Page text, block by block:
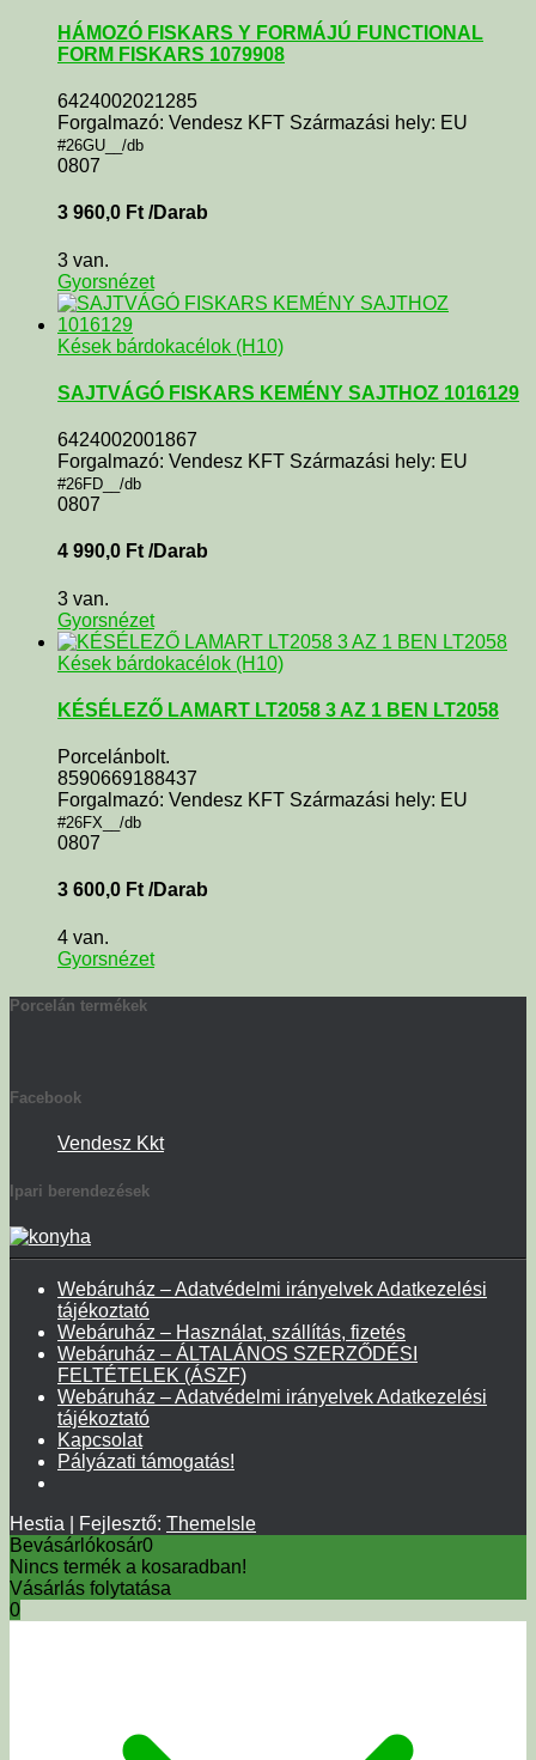
HÁMOZÓ FISKARS Y FORMÁJÚ FUNCTIONAL
FORM FISKARS 1079908
6424002021285
Forgalmazó: Vendesz KFT Származási hely: EU
#26GU__/db
0807
3 960,0 Ft /Darab
3 van.
Gyorsnézet
Kések bárdokacélok (H10)
SAJTVÁGÓ FISKARS KEMÉNY SAJTHOZ 1016129
6424002001867
Forgalmazó: Vendesz KFT Származási hely: EU
#26FD__/db
0807
4 990,0 Ft /Darab
3 van.
Gyorsnézet
Kések bárdokacélok (H10)
KÉSÉLEZŐ LAMART LT2058 3 AZ 1 BEN LT2058
Porcelánbolt.
8590669188437
Forgalmazó: Vendesz KFT Származási hely: EU
#26FX__/db
0807
3 600,0 Ft /Darab
4 van.
Gyorsnézet
Porcelán termékek
Facebook
Vendesz Kkt
Ipari berendezések
Webáruház – Adatvédelmi irányelvek Adatkezelési
tájékoztató
Webáruház – Használat, szállítás, fizetés
Webáruház – ÁLTALÁNOS SZERZŐDÉSI
FELTÉTELEK (ÁSZF)
Webáruház – Adatvédelmi irányelvek Adatkezelési
tájékoztató
Kapcsolat
Pályázati támogatás!
Hestia | Fejlesztő: ThemeIsle
Bevásárlókosár0
Nincs termék a kosaradban!
Vásárlás folytatása
0